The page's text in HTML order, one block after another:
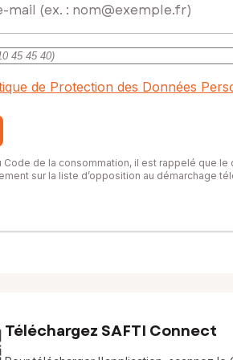
de Protection des Données
Code de la consommation, il est rappelé que
sur la liste d’opposition au démarchage
Téléchargez SAFTI Connect